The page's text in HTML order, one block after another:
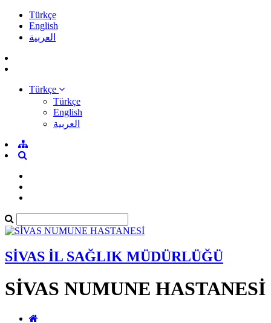
Türkçe
English
العربية
Türkçe
Türkçe
English
العربية
SİVAS İL SAĞLIK MÜDÜRLÜĞÜ
SİVAS NUMUNE HASTANESİ